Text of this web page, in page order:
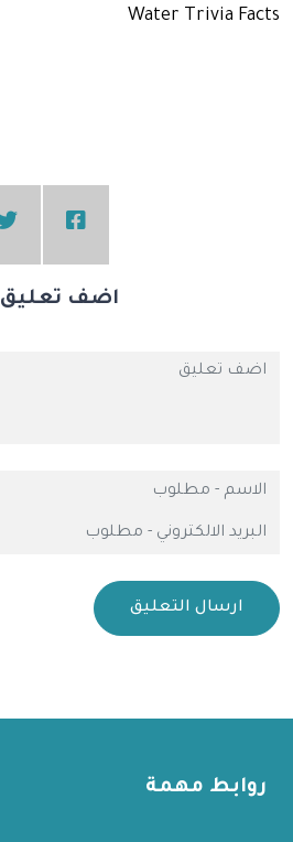
Water Trivia Facts
اضف تعليق
ارسال التعليق
روابط مهمة